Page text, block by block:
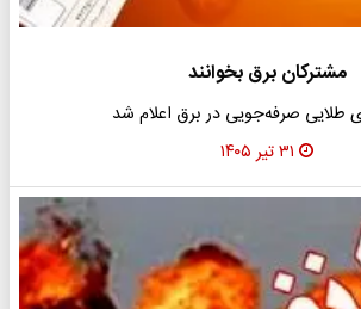
مشترکان برق بخوانند
طلایی صرفه‌جویی در برق اعلام شد
۳۱ تیر ۱۴۰۵